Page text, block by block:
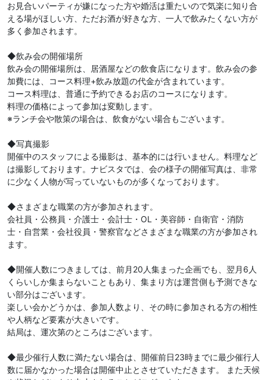
お見合いパーティが嫌になった方や婚活は重たいので気楽に知り合
える場がほしい方、ただお酒が好きな方、一人で飲みたくない方が
多く参加されます。
◆飲み会の開催場所
飲み会の開催場所は、居酒屋などの飲食店になります。飲み会の参
加費には、コース料理+飲み放題の代金が含まれています。
コース料理は、普通に予約できるお店のコースになります。
料理の価格によって参加は変動します。
※ランチ会や散策の場合は、飲食がない場合もございます。
◆写真撮影
開催中のスタッフによる撮影は、基本的には行いません。料理など
は撮影しております。ナビスタでは、会の様子の開催写真は、非常
に少なく人物が写っていないものが多くなっております。
◆さまざまな職業の方が参加されます。
会社員・公務員・介護士・会計士・OL・美容師・自衛官・消防
士・自営業・会社役員・警察官などさまざまな職業の方が参加され
ます。
◆開催人数につきましては、前月20人集まった企画でも、翌月6人
くらいしか集まらないこともあり、集まり方は運営側も予測できな
い部分はございます。
楽しい会かどうかは、参加人数より、その時に参加される方の相性
や人柄など要素が大きいです。
結局は、運次第のところはございます。
◆最少催行人数に満たない場合は、開催前日23時までに最少催行人
数に届かなかった場合は開催中止とさせていただきます。 また天候